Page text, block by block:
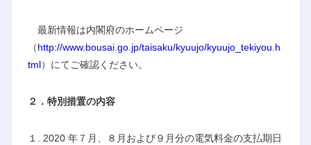
最新情報は内閣府のホームページ
（http://www.bousai.go.jp/taisaku/kyuujo/kyuujo_tekiyou.h
tml）にてご確認ください。
２．特別措置の内容
１. 2020 年７月、８月および９月分の電気料金の支払期日